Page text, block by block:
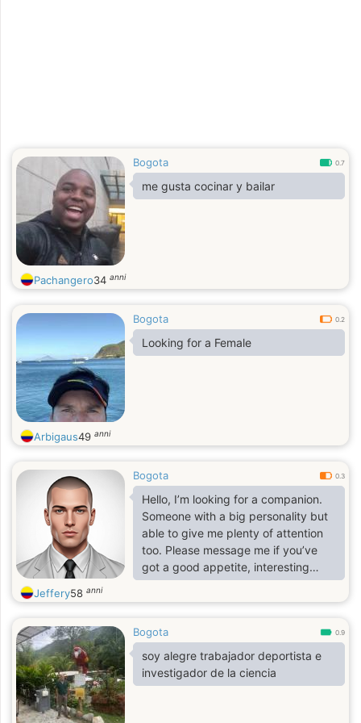
Bogota 0.7
me gusta cocinar y bailar
Pachangero34 anni
Bogota 0.2
Looking for a Female
Arbigaus49 anni
Bogota 0.3
Hello, I’m looking for a companion.
Someone with a big personality but
able to give me plenty of attention
too. Please message me if you’ve
got a good appetite, interesting
conversation and the ability to laugh
at yourself.
Jeffery58 anni
Bogota 0.9
soy alegre trabajador deportista e
investigador de la ciencia